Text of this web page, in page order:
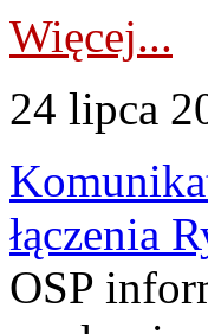
Więcej...
24 lipca
łączenia
OSP